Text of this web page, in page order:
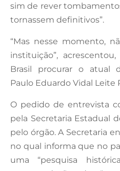
sim de rever
tornassem definitivos”.
“Mas nesse momento,
instituição”,
Brasil procurar o atual
Paulo Eduardo Vidal Leite
O pedido de entrevista
pela Secretaria Estadual
pelo órgão. A Secretaria
no qual informa que no
uma “pesquisa